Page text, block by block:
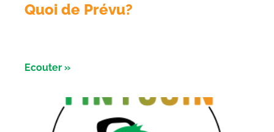
Quoi de Prévu?
Ecouter »